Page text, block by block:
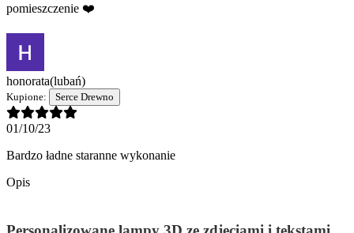
pomieszczenie ❤️
honorata(lubań)
Kupione: Serce Drewno
01/10/23
Bardzo ładne staranne wykonanie
Opis